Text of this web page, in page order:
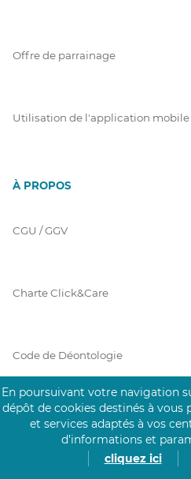
Offre de parrainage
Utilisation de l'application mobile
À PROPOS
CGU / GGV
Charte Click&Care
Code de Déontologie
Mentions Légales
En poursuivant votre navigation
dépôt de cookies destinés à vous
et services adaptés à vos
d’informations et
cliquez ici